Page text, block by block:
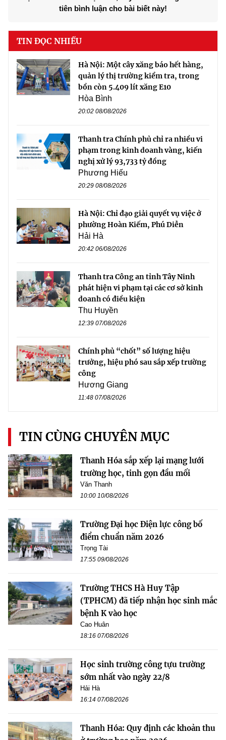
tiên bình luận cho bài biết này!
TIN ĐỌC NHIỀU
Hà Nội: Một cây xăng báo hết hàng,
quản lý thị trường kiểm tra, trong
bồn còn 5.409 lít xăng E10
Hòa Bình
20:02 08/08/2026
Thanh tra Chính phủ chỉ ra nhiều vi
phạm trong kinh doanh vàng, kiến
nghị xử lý 93,733 tỷ đồng
Phương Hiếu
20:29 08/08/2026
Hà Nội: Chỉ đạo giải quyết vụ việc ở
phường Hoàn Kiếm, Phú Diễn
Hải Hà
20:42 06/08/2026
Thanh tra Công an tỉnh Tây Ninh
phát hiện vi phạm tại các cơ sở kinh
doanh có điều kiện
Thu Huyền
12:39 07/08/2026
Chính phủ “chốt” số lượng hiệu
trưởng, hiệu phó sau sắp xếp trường
công
Hương Giang
11:48 07/08/2026
TIN CÙNG CHUYÊN MỤC
Thanh Hóa sắp xếp lại mạng lưới
trường học, tinh gọn đầu mối
Văn Thanh
10:00 10/08/2026
Trường Đại học Điện lực công bố
điểm chuẩn năm 2026
Trọng Tài
17:55 09/08/2026
Trường THCS Hà Huy Tập
(TPHCM) đã tiếp nhận học sinh mắc
bệnh K vào học
Cao Huân
18:16 07/08/2026
Học sinh trường công tựu trường
sớm nhất vào ngày 22/8
Hải Hà
16:14 07/08/2026
Thanh Hóa: Quy định các khoản thu